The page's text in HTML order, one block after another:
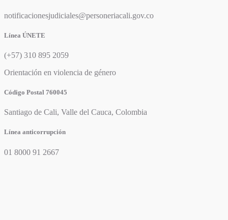
notificacionesjudiciales@personeriacali.gov.co
Línea ÚNETE
(+57) 310 895 2059
Orientación en violencia de género
Código Postal 760045
Santiago de Cali, Valle del Cauca, Colombia
Línea anticorrupción
01 8000 91 2667